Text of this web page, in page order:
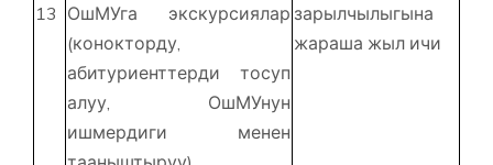
13 ОшМУга экскурсиялар
(конокторду,
абитуриенттерди тосуп
алуу, ОшМУнун
ишмердиги менен
зарылчылыгына
жараша жыл ичи